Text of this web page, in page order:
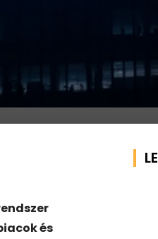
és